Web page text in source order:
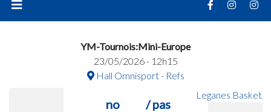
YM-Tournois:Mini-Europe
23/05/2026 - 12h15
Hall Omnisport - Refs
no
/ pas
Leganes Basket